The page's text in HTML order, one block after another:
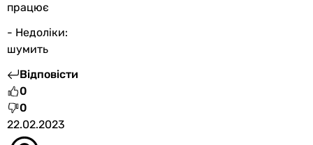
працює
- Недоліки:
шумить
Відповісти
0
0
22.02.2023